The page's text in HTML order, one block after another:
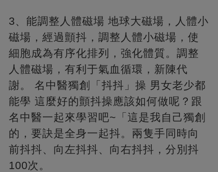
3、能調整人體磁場 地球大磁場，人體小
磁場，經過顫抖，調整人體小磁場，使
細胞成為有序化排列，強化體質。調整
人體磁場，有利于氣血循環，新陳代
謝。 名中醫獨創「抖抖」操 男女老少都
能學 這麼好的顫抖操應該如何做呢？跟
名中醫一起來學習吧~「這是我自己獨創
的，要訣是全身一起抖。兩隻手同時向
前抖抖、向左抖抖、向右抖抖，分別抖
100次。